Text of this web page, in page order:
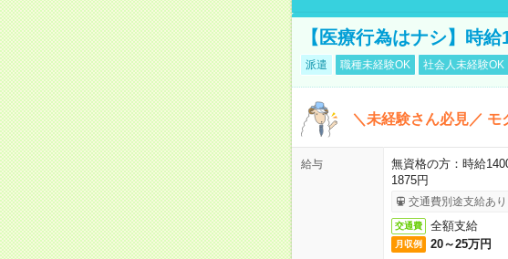
【医療行為はナシ】時
派遣 職種未経験OK 社会人未経験OK
＼未経験さん必見／ モ
給与
無資格の方：時給
1875円
交通費別途支給あり
交通費 全額支給
月収例 20～25万円